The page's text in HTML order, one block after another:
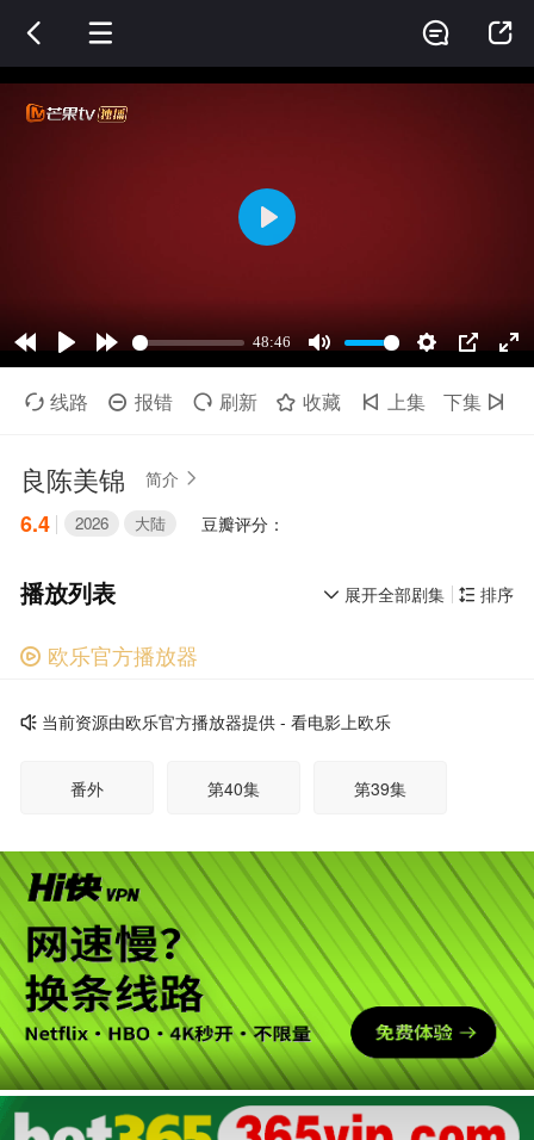
 


 线路  报错  刷新  收藏  上集 下集 
良陈美锦 简介 
6.4 豆瓣评分：
2026 大陆
 排序
 展开全部剧集
播放列表
 欧乐官方播放器
当前资源由欧乐官方播放器提供 - 看电影上欧乐
番外 第40集 第39集
第35集 第34集 第33集
第32集 第31集 第30集
第29集 第28集 第27集
第26集 第25集 第24集
第22集 第21集
广告